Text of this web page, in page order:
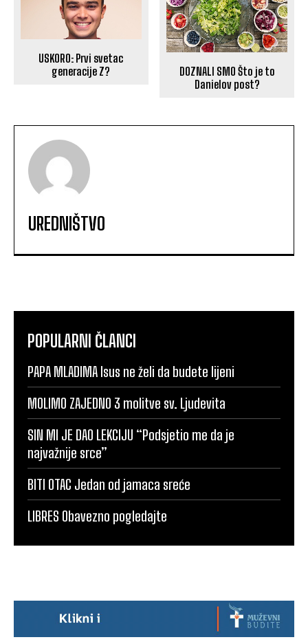
USKORO: Prvi svetac
generacije Z?
DOZNALI SMO Što je to
Danielov post?
UREDNIŠTVO
POPULARNI ČLANCI
PAPA MLADIMA Isus ne želi da budete lijeni
MOLIMO ZAJEDNO 3 molitve sv. Ljudevita
SIN MI JE DAO LEKCIJU “Podsjetio me da je
najvažnije srce”
BITI OTAC Jedan od jamaca sreće
LIBRES Obavezno pogledajte